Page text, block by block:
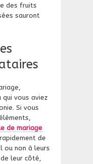
des fruits
sauront
vous aviez
Si vous
de mariage
de
ou non à leurs
leur côté,